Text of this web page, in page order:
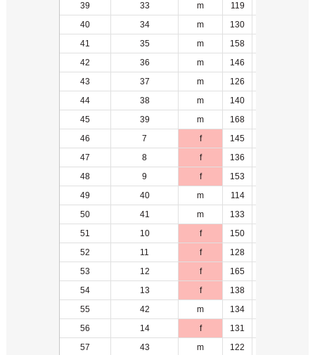
39
33 m 119
40
34 m 130
41
35 m 158
42
36 m 146
43
37 m 126
44
38 m 140
45
39 m 168
46
7 f 145
47
8 f 136
48
9 f 153
49
40 m 114
50
41 m 133
51
10 f 150
52
11 f 128
53
12 f 165
54
13 f 138
55
42 m 134
56
14 f 131
57
43 m 122